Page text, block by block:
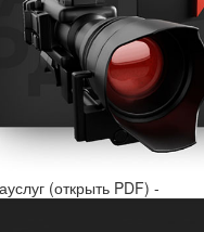
(открыть PDF) -